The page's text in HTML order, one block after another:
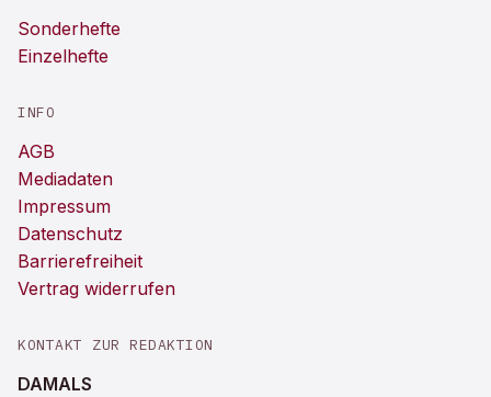
Sonderhefte
Einzelhefte
INFO
AGB
Mediadaten
Impressum
Datenschutz
Barrierefreiheit
Vertrag widerrufen
KONTAKT ZUR REDAKTION
DAMALS